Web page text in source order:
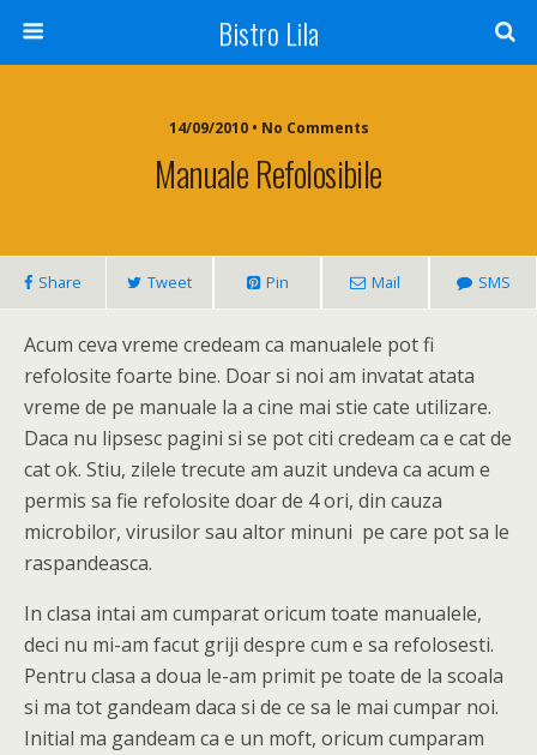
Bistro Lila
14/09/2010 • No Comments
Manuale Refolosibile
Share Tweet Pin Mail SMS
Acum ceva vreme credeam ca manualele pot fi
refolosite foarte bine. Doar si noi am invatat atata
vreme de pe manuale la a cine mai stie cate utilizare.
Daca nu lipsesc pagini si se pot citi credeam ca e cat de
cat ok. Stiu, zilele trecute am auzit undeva ca acum e
permis sa fie refolosite doar de 4 ori, din cauza
microbilor, virusilor sau altor minuni pe care pot sa le
raspandeasca.
In clasa intai am cumparat oricum toate manualele,
deci nu mi-am facut griji despre cum e sa refolosesti.
Pentru clasa a doua le-am primit pe toate de la scoala
si ma tot gandeam daca si de ce sa le mai cumpar noi.
Initial ma gandeam ca e un moft, oricum cumparam